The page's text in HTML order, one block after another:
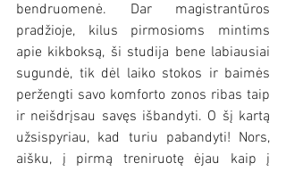
bendruomenė. Dar magistrantūros
pradžioje, kilus pirmosioms mintims
apie kikboksą, ši studija bene labiausiai
sugundė, tik dėl laiko stokos ir baimės
peržengti savo komforto zonos ribas taip
ir neišdrįsau savęs išbandyti. O šį kartą
užsispyriau, kad turiu pabandyti! Nors,